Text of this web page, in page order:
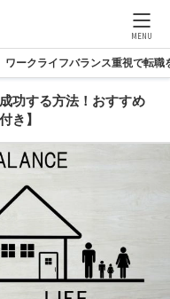
MENU
ワークライフバランス重視で転
功する方法！おすすめ
き】